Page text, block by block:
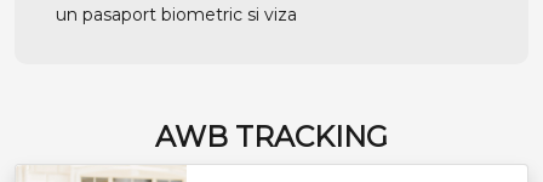
un pasaport biometric si viza
AWB TRACKING